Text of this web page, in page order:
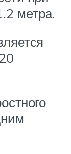
метра.